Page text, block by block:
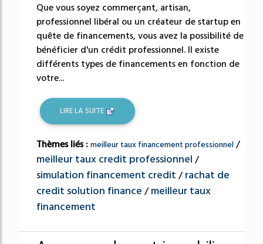
Que vous soyez commerçant, artisan,
professionnel libéral ou un créateur de startup en
quête de financements, vous avez la possibilité de
bénéficier d'un crédit professionnel. Il existe
différents types de financements en fonction de
votre...
LIRE LA SUITE
Thèmes liés : meilleur taux financement professionnel /
meilleur taux credit professionnel /
simulation financement credit /rachat de
credit solution finance /meilleur taux
financement